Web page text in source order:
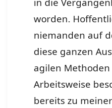
worden.
niemanden auf
diese ganzen
agilen
Arbeitsweise
bereits zu